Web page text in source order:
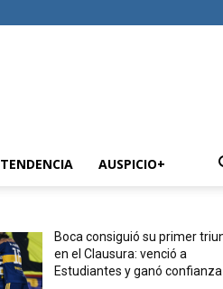
TENDENCIA AUSPICIO+
Boca consiguió su primer
en el Clausura: venció a
Estudiantes y ganó confianza